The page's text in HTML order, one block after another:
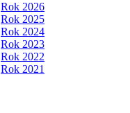
Rok 2026
Rok 2025
Rok 2024
Rok 2023
Rok 2022
Rok 2021